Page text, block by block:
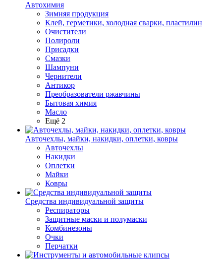
Автохимия
Зимняя продукция
Клей, герметики, холодная сварки, пластилин
Очистители
Полироли
Присадки
Смазки
Шампуни
Чернители
Антикор
Преобразователи ржавчины
Бытовая химия
Масло
Ещё 2
Авточехлы, майки, накидки, оплетки, ковры
Авточехлы
Накидки
Оплетки
Майки
Ковры
Средства индивидуальной защиты
Респираторы
Защитные маски и полумаски
Комбинезоны
Очки
Перчатки